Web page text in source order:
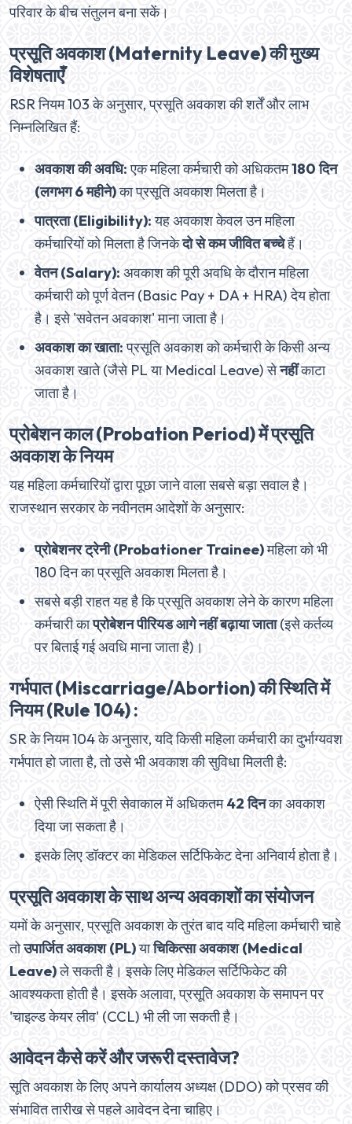
परिवार के बीच संतुलन बना सकें।
प्रसूति अवकाश (Maternity Leave) की मुख्य
विशेषताएँ
RSR नियम 103 के अनुसार, प्रसूति अवकाश की शर्तें और लाभ
निम्नलिखित हैं:
अवकाश की अवधि:एक महिला कर्मचारी को अधिकतम180 दिन
(लगभग 6 महीने)का प्रसूति अवकाश मिलता है।
पात्रता (Eligibility):यह अवकाश केवल उन महिला
कर्मचारियों को मिलता है जिनकेदो से कम जीवित बच्चेहैं।
वेतन (Salary): अवकाश की पूरी अवधि के दौरान महिला
कर्मचारी को पूर्ण वेतन (Basic Pay + DA + HRA) देय होता
है। इसे 'सवेतन अवकाश' माना जाता है।
अवकाश का खाता:प्रसूति अवकाश को कर्मचारी के किसी अन्य
अवकाश खाते (जैसे PL या Medical Leave) सेनहींकाटा
जाता है।
प्रोबेशन काल (Probation Period) में प्रसूति
अवकाश के नियम
यह महिला कर्मचारियों द्वारा पूछा जाने वाला सबसे बड़ा सवाल है।
राजस्थान सरकार के नवीनतम आदेशों के अनुसार:
प्रोबेशनर ट्रेनी (Probationer Trainee)महिला को भी
180 दिन का प्रसूति अवकाश मिलता है।
सबसे बड़ी राहत यह है कि प्रसूति अवकाश लेने के कारण महिला
कर्मचारी काप्रोबेशन पीरियड आगे नहीं बढ़ाया जाता(इसे कर्तव्य
पर बिताई गई अवधि माना जाता है)।
गर्भपात (Miscarriage/Abortion) की स्थिति में
नियम (Rule 104) :
SR के नियम 104 के अनुसार, यदि किसी महिला कर्मचारी का दुर्भाग्यवश
गर्भपात हो जाता है, तो उसे भी अवकाश की सुविधा मिलती है:
ऐसी स्थिति में पूरी सेवाकाल में अधिकतम42 दिनका अवकाश
दिया जा सकता है।
इसके लिए डॉक्टर का मेडिकल सर्टिफिकेट देना अनिवार्य होता है।
प्रसूति अवकाश के साथ अन्य अवकाशों का संयोजन
यमों के अनुसार, प्रसूति अवकाश के तुरंत बाद यदि महिला कर्मचारी चाहे
तोउपार्जित अवकाश (PL)याचिकित्सा अवकाश (Medical
Leave)ले सकती है। इसके लिए मेडिकल सर्टिफिकेट की
आवश्यकता होती है। इसके अलावा, प्रसूति अवकाश के समापन पर
'चाइल्ड केयर लीव' (CCL) भी ली जा सकती है।
आवेदन कैसे करें और जरूरी दस्तावेज?
सूति अवकाश के लिए अपने कार्यालय अध्यक्ष (DDO) को प्रसव की
संभावित तारीख से पहले आवेदन देना चाहिए।